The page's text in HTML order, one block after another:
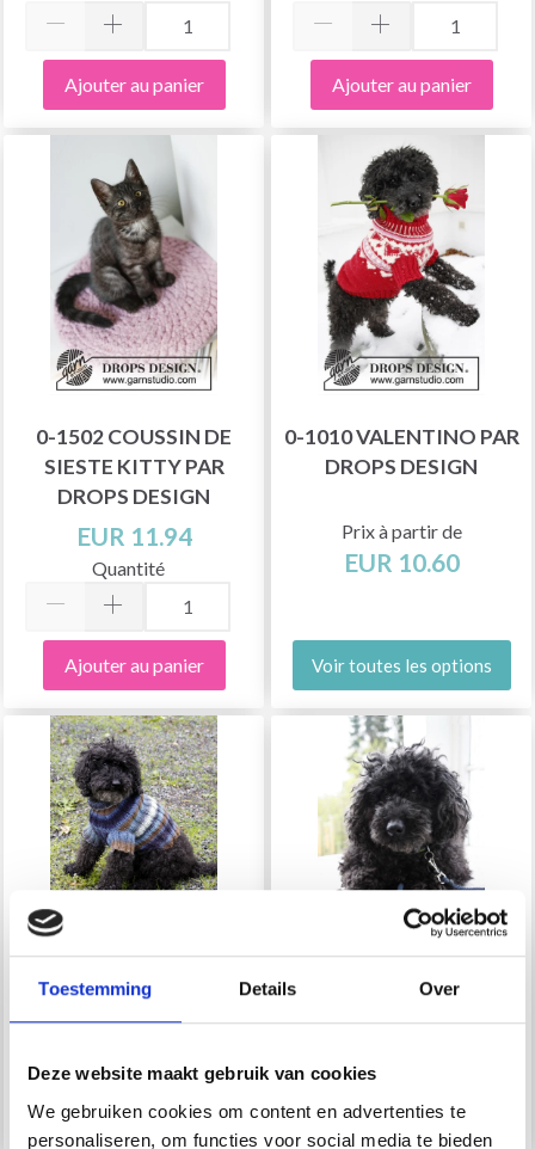
Toestemming Details Over
Deze website maakt gebruik van cookies
We gebruiken cookies om content en advertenties te
personaliseren, om functies voor social media te bieden
Ajouter au panier Ajouter au panier
0-1502 COUSSIN DE
SIESTE KITTY PAR
DROPS DESIGN
EUR 11.94
Quantité
Ajouter au panier
0-1010 VALENTINO PAR
DROPS DESIGN
Prix à partir de
EUR 10.60
Voir toutes les options
185-35 PATTES &AMP;
DESIGN
EUR 0.00
0-848 EXTRA PAR
EUR 0.00